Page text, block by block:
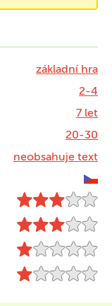
základní hra
2-4
7 let
20-30
neobsahuje text